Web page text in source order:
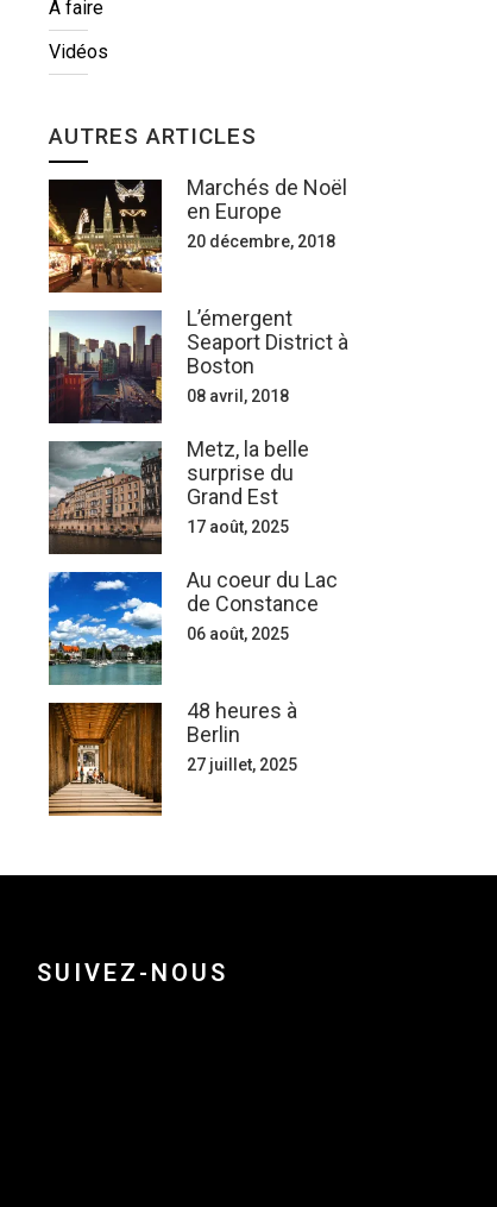
À faire
Vidéos
AUTRES ARTICLES
Marchés de Noël
en Europe
20 décembre, 2018
L’émergent
Seaport District à
Boston
08 avril, 2018
Metz, la belle
surprise du
Grand Est
17 août, 2025
Au coeur du Lac
de Constance
06 août, 2025
48 heures à
Berlin
27 juillet, 2025
SUIVEZ-NOUS